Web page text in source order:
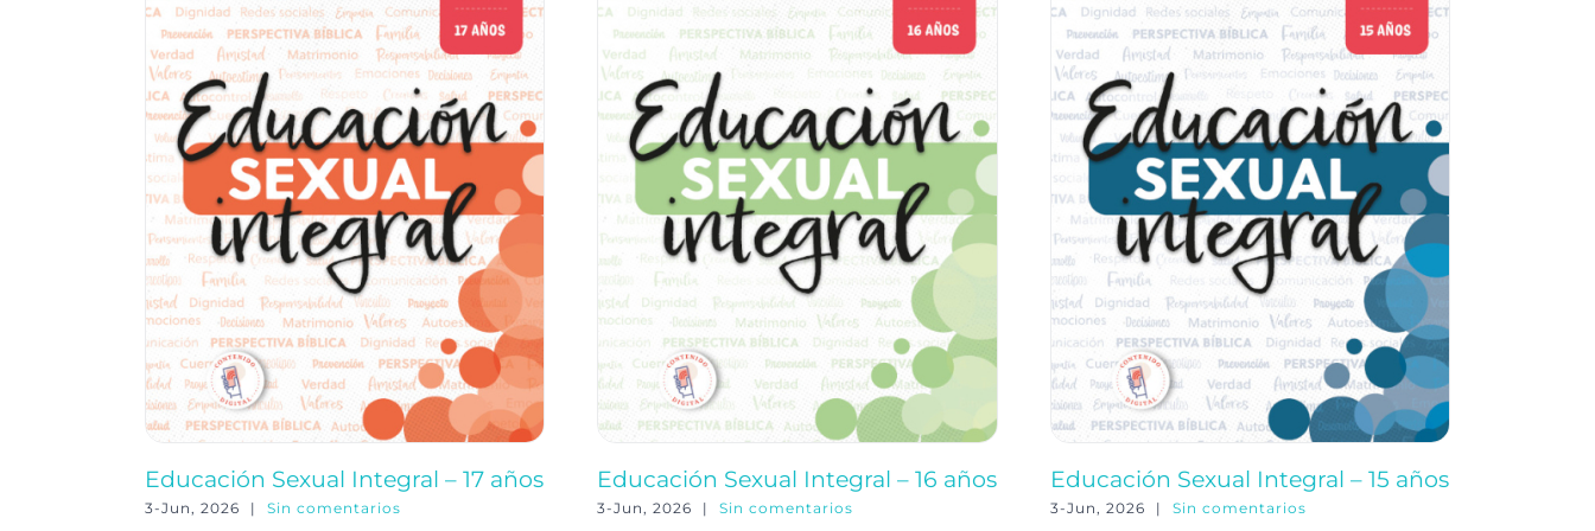
Educación Sexual Integral – 17 años
3-Jun, 2026 | Sin comentarios
Educación Sexual Integral – 16 años
3-Jun, 2026 | Sin comentarios
Educación Sexual Integral – 15 años
3-Jun, 2026 | Sin comentarios